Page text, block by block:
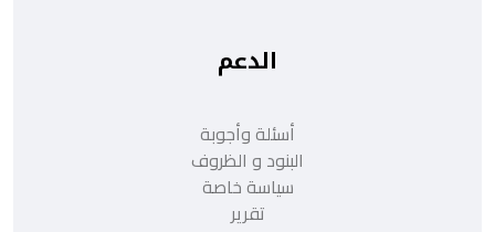
الدعم
أسئلة وأجوبة
البنود و الظروف
سياسة خاصة
تقرير